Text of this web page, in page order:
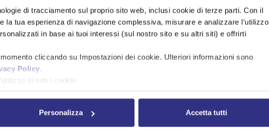
di tracciamento sul proprio sito web, inclusi cookie di terze parti. Con il
la tua esperienza di navigazione complessiva, misurare e analizzare l’utilizzo
in base ai tuoi interessi (sul nostro sito e su altri siti) e offrirti
cliccando su Impostazioni dei cookie. Ulteriori informazioni sono
Policy.
di tutti i cookie.
Personalizza Accetta tutti